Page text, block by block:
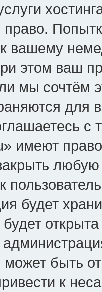
к вашему
этом ваш
мы сочтём
для
имеют
будет
быть
к